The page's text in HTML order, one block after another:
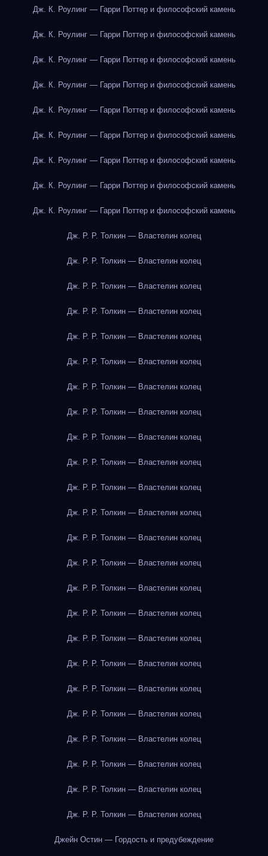
Дж. К. Роулинг — Гарри Поттер и философский камень
Дж. К. Роулинг — Гарри Поттер и философский камень
Дж. К. Роулинг — Гарри Поттер и философский камень
Дж. К. Роулинг — Гарри Поттер и философский камень
Дж. К. Роулинг — Гарри Поттер и философский камень
Дж. К. Роулинг — Гарри Поттер и философский камень
Дж. К. Роулинг — Гарри Поттер и философский камень
Дж. К. Роулинг — Гарри Поттер и философский камень
Дж. К. Роулинг — Гарри Поттер и философский камень
Дж. Р. Р. Толкин — Властелин колец
Дж. Р. Р. Толкин — Властелин колец
Дж. Р. Р. Толкин — Властелин колец
Дж. Р. Р. Толкин — Властелин колец
Дж. Р. Р. Толкин — Властелин колец
Дж. Р. Р. Толкин — Властелин колец
Дж. Р. Р. Толкин — Властелин колец
Дж. Р. Р. Толкин — Властелин колец
Дж. Р. Р. Толкин — Властелин колец
Дж. Р. Р. Толкин — Властелин колец
Дж. Р. Р. Толкин — Властелин колец
Дж. Р. Р. Толкин — Властелин колец
Дж. Р. Р. Толкин — Властелин колец
Дж. Р. Р. Толкин — Властелин колец
Дж. Р. Р. Толкин — Властелин колец
Дж. Р. Р. Толкин — Властелин колец
Дж. Р. Р. Толкин — Властелин колец
Дж. Р. Р. Толкин — Властелин колец
Дж. Р. Р. Толкин — Властелин колец
Дж. Р. Р. Толкин — Властелин колец
Дж. Р. Р. Толкин — Властелин колец
Дж. Р. Р. Толкин — Властелин колец
Дж. Р. Р. Толкин — Властелин колец
Дж. Р. Р. Толкин — Властелин колец
Джейн Остин — Гордость и предубеждение